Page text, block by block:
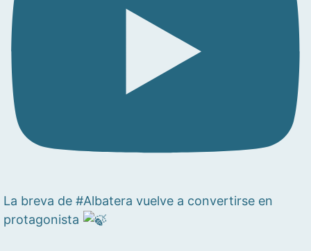
La breva de #Albatera vuelve a convertirse en
protagonista